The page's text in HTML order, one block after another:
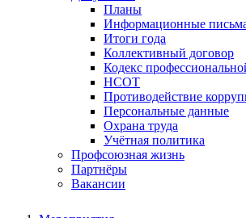
Планы
Информационные
Итоги года
Коллективный договор
Кодекс
НСОТ
Противодействие
Персональные данные
Охрана труда
Учётная политика
Профсоюзная жизнь
Партнёры
Вакансии